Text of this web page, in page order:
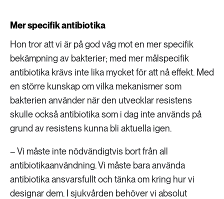
Mer specifik antibiotika
Hon tror att vi är på god väg mot en mer specifik
bekämpning av bakterier; med mer målspecifik
antibiotika krävs inte lika mycket för att nå effekt. Med
en större kunskap om vilka mekanismer som
bakterien använder när den utvecklar resistens
skulle också antibiotika som i dag inte används på
grund av resistens kunna bli aktuella igen.
– Vi måste inte nödvändigtvis bort från all
antibiotikaanvändning. Vi måste bara använda
antibiotika ansvarsfullt och tänka om kring hur vi
designar dem. I sjukvården behöver vi absolut